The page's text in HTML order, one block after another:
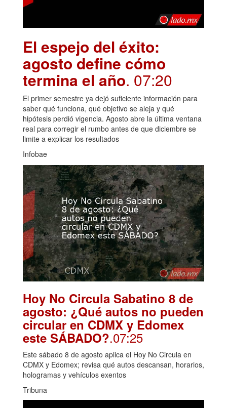
El espejo del éxito:
agosto define cómo
termina el año. 07:20
El primer semestre ya dejó suficiente información para
saber qué funciona, qué objetivo se aleja y qué
hipótesis perdió vigencia. Agosto abre la última ventana
real para corregir el rumbo antes de que diciembre se
limite a explicar los resultados
Infobae
Hoy No Circula Sabatino 8 de
agosto: ¿Qué autos no pueden
circular en CDMX y Edomex
este SÁBADO?.07:25
Este sábado 8 de agosto aplica el Hoy No Circula en
CDMX y Edomex; revisa qué autos descansan, horarios,
hologramas y vehículos exentos
Tribuna